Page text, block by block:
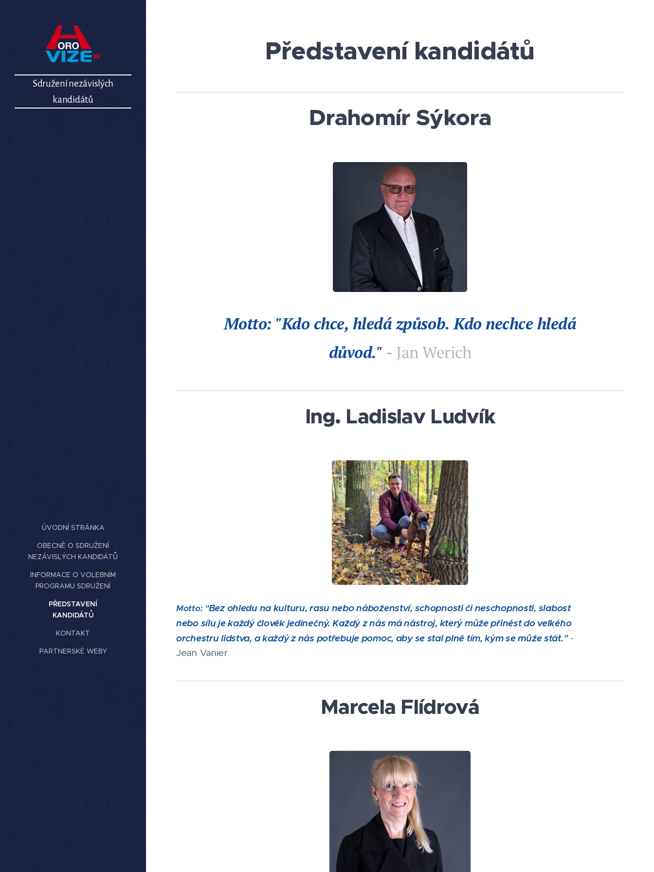
Sdružení nezávislých
kandidátů
ÚVODNÍ STRÁNKA
OBECNĚ O SDRUŽENÍ
NEZÁVISLÝCH KANDIDÁTŮ
INFORMACE O VOLEBNÍM
PROGRAMU SDRUŽENÍ
PŘEDSTAVENÍ
KANDIDÁTŮ
KONTAKT
PARTNERSKÉ WEBY
Představení kandidátů
Drahomír Sýkora
Motto: "Kdo chce, hledá způsob. Kdo nechce hledá
důvod." - Jan Werich
Ing. Ladislav Ludvík
Motto: "Bez ohledu na kulturu, rasu nebo náboženství, schopnosti či neschopnosti, slabost
nebo sílu je každý člověk jedinečný. Každý z nás má nástroj, který může přinést do velkého
orchestru lidstva, a každý z nás potřebuje pomoc, aby se stal plně tím, kým se může stát."-
Jean Vanier
Marcela Flídrová